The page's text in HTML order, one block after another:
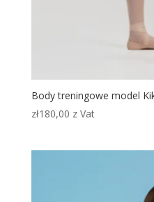
Body treningowe model
zł180,00 z Vat